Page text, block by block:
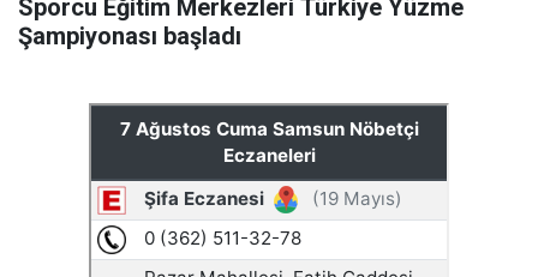
Sporcu Eğitim Merkezleri Türkiye Yüzme
Şampiyonası başladı